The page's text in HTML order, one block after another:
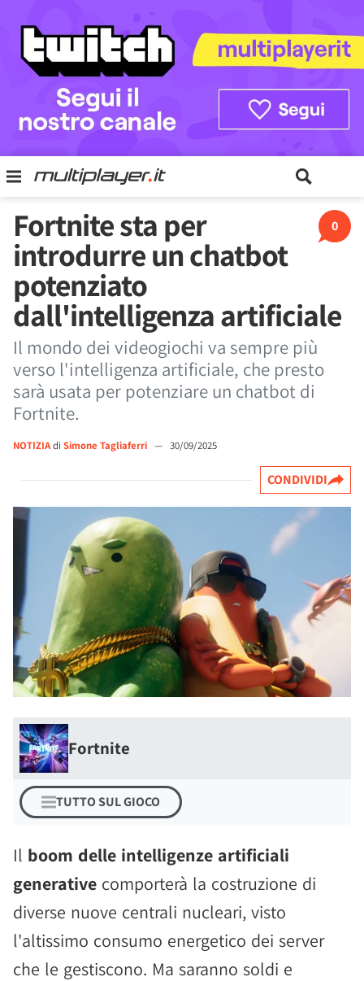
0
Fortnite sta per
introdurre un chatbot
potenziato
dall'intelligenza artificiale
Il mondo dei videogiochi va sempre più
verso l'intelligenza artificiale, che presto
sarà usata per potenziare un chatbot di
Fortnite.
NOTIZIAdi Simone Tagliaferri — 30/09/2025
CONDIVIDI
Fortnite
TUTTO SUL GIOCO
Il boom delle intelligenze artificiali
generative comporterà la costruzione di
diverse nuove centrali nucleari, visto
l'altissimo consumo energetico dei server
che le gestiscono. Ma saranno soldi e